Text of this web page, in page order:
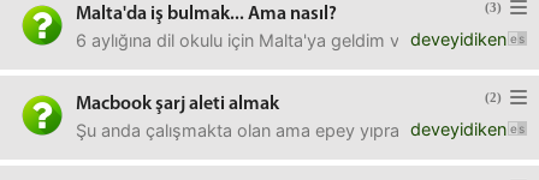
(3)
Malta'da iş bulmak... Ama nasıl?
deveyidiken
6 aylığına dil okulu için Malta'ya geldim ve bu hafta ikinci
(2)
Macbook şarj aleti almak
deveyidiken
Şu anda çalışmakta olan ama epey yıpranmış, birçok